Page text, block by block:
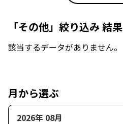
「その他」絞り込み 結果
該当するデータがありません。
月から選ぶ
2026年 08月